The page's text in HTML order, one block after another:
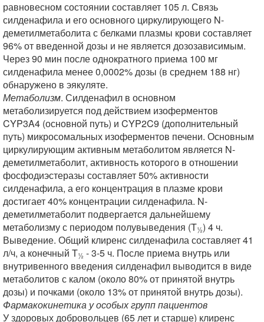
равновесном состоянии составляет 105 л. Связь
силденафила и его основного циркулирующего N-
деметилметаболита с белками плазмы крови составляет
96% от введенной дозы и не является дозозависимым.
Через 90 мин после однократного приема 100 мг
силденафила менее 0,0002% дозы (в среднем 188 нг)
обнаружено в эякуляте.
Метаболизм. Силденафил в основном
метаболизируется под действием изоферментов
CYP3A4 (основной путь) и CYP2C9 (дополнительный
путь) микросомальных изоферментов печени. Основным
циркулирующим активным метаболитом является N-
деметилметаболит, активность которого в отношении
фосфодиэстеразы составляет 50% активности
силденафила, а его концентрация в плазме крови
достигает 40% концентрации силденафила. N-
деметилметаболит подвергается дальнейшему
метаболизму с периодом полувыведения (T½) 4 ч.
Выведение. Общий клиренс силденафила составляет 41
л/ч, а конечный T½ - 3-5 ч. После приема внутрь или
внутривенного введения силденафил выводится в виде
метаболитов с калом (около 80% от принятой внутрь
дозы) и почками (около 13% от принятой внутрь дозы).
Фармакокинетика у особых групп пациентов
У здоровых добровольцев (65 лет и старше) клиренс